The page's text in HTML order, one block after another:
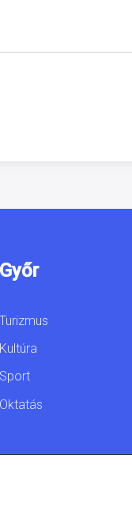
Győr
Turizmus
Kultúra
Sport
Oktatás